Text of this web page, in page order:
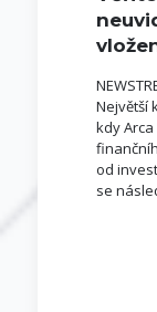
Největší
kdy
od
se